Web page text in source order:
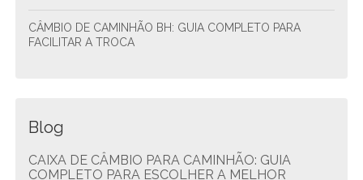
CÂMBIO DE CAMINHÃO BH: GUIA COMPLETO PARA
FACILITAR A TROCA
Blog
CAIXA DE CÂMBIO PARA CAMINHÃO: GUIA
COMPLETO PARA ESCOLHER A MELHOR